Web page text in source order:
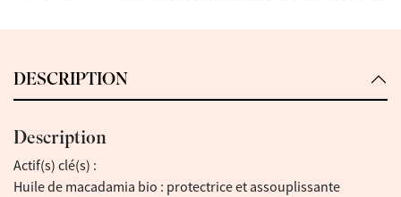
DESCRIPTION
Description
Actif(s) clé(s) :
Huile de macadamia bio : protectrice et assouplissante